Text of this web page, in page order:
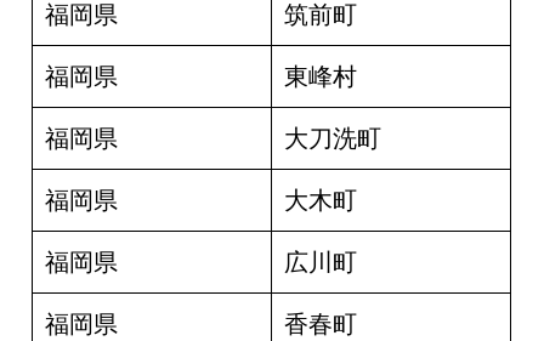
福岡県 筑前町
福岡県 東峰村
福岡県 大刀洗町
福岡県 大木町
福岡県 広川町
福岡県 香春町